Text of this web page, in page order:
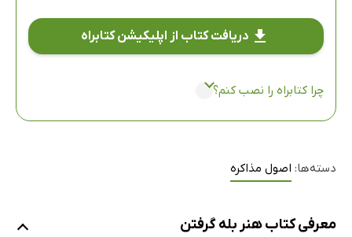
دریافت کتاب از اپلیکیشن کتابراه
چرا کتابراه را نصب کنم؟
دسته‌ها: اصول مذاکره
معرفی کتاب هنر بله گرفتن